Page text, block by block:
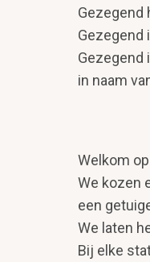
Gezegend
Gezegend
Gezegend
in naam
Welkom
We kozen
een
We laten
Bij elke